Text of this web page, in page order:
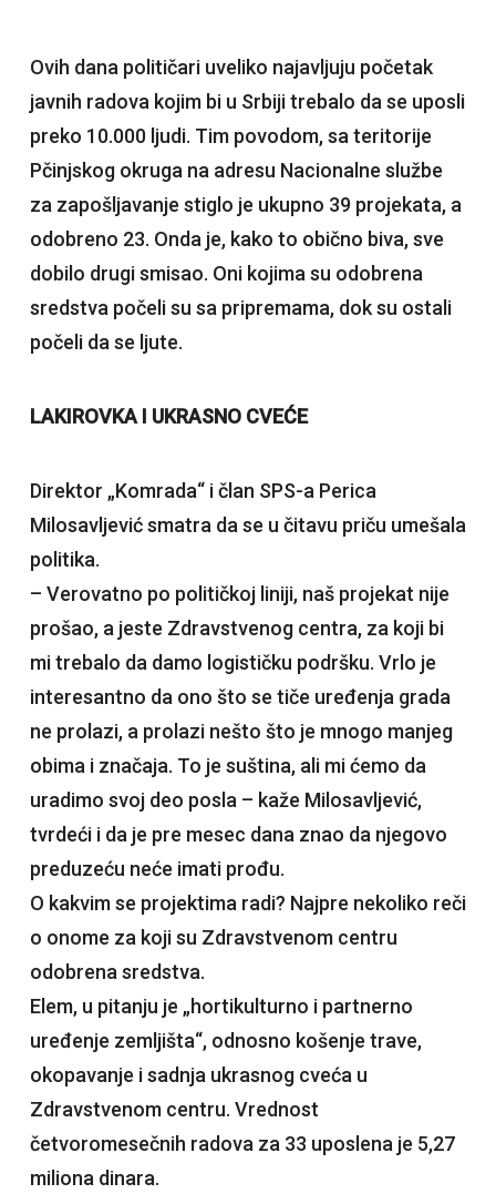
Ovih dana političari uveliko najavljuju početak
javnih radova kojim bi u Srbiji trebalo da se uposli
preko 10.000 ljudi. Tim povodom, sa teritorije
Pčinjskog okruga na adresu Nacionalne službe
za zapošljavanje stiglo je ukupno 39 projekata, a
odobreno 23. Onda je, kako to obično biva, sve
dobilo drugi smisao. Oni kojima su odobrena
sredstva počeli su sa pripremama, dok su ostali
počeli da se ljute.
LAKIROVKA I UKRASNO CVEĆE
Direktor „Komrada“ i član SPS-a Perica
Milosavljević smatra da se u čitavu priču umešala
politika.
– Verovatno po političkoj liniji, naš projekat nije
prošao, a jeste Zdravstvenog centra, za koji bi
mi trebalo da damo logističku podršku. Vrlo je
interesantno da ono što se tiče uređenja grada
ne prolazi, a prolazi nešto što je mnogo manjeg
obima i značaja. To je suština, ali mi ćemo da
uradimo svoj deo posla – kaže Milosavljević,
tvrdeći i da je pre mesec dana znao da njegovo
preduzeću neće imati prođu.
O kakvim se projektima radi? Najpre nekoliko reči
o onome za koji su Zdravstvenom centru
odobrena sredstva.
Elem, u pitanju je „hortikulturno i partnerno
uređenje zemljišta“, odnosno košenje trave,
okopavanje i sadnja ukrasnog cveća u
Zdravstvenom centru. Vrednost
četvoromesečnih radova za 33 uposlena je 5,27
miliona dinara.